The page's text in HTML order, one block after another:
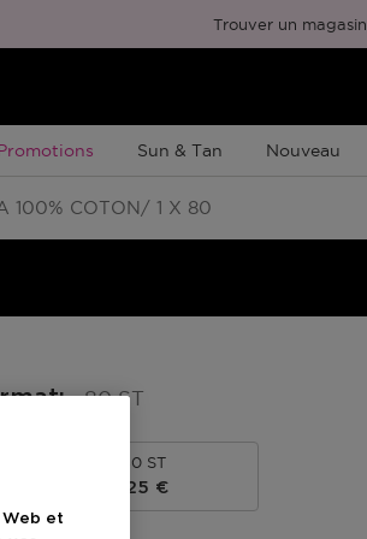
Emballage cadeau gratuit
Trouver un magasin
À Durée Limitée
Sun & Tan Nouveau
100% COTON/ 1 X 80
: 80 ST
240 ST
Prix du produit
5,25 €
et